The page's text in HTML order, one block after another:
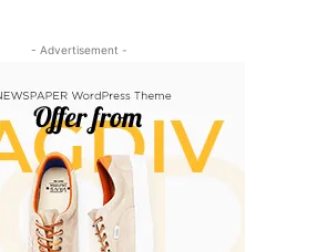
- Advertisement -